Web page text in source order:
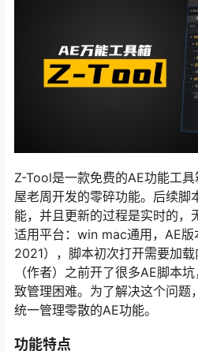
Z-Tool是一款免费的AE功能工
屋老周开发的零碎功能。后续脚
能，并且更新的过程是实时的，
适用平台：win mac通用，AE
2021），脚本初次打开需要加
（作者）之前开了很多AE脚本
致管理困难。为了解决这个问题
统一管理零散的AE功能。
功能特点